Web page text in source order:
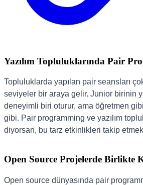
Yazılım Topluluklarında Pair
Topluluklarda yapılan pair seansları
seviyeler bir araya gelir. Junior birinin
deneyimli biri oturur, ama öğretmen
gibi. Pair programming ve yazılım
diyorsan, bu tarz etkinlikleri takip etmek
Open Source Projelerde Birlikte
Open source dünyasında pair